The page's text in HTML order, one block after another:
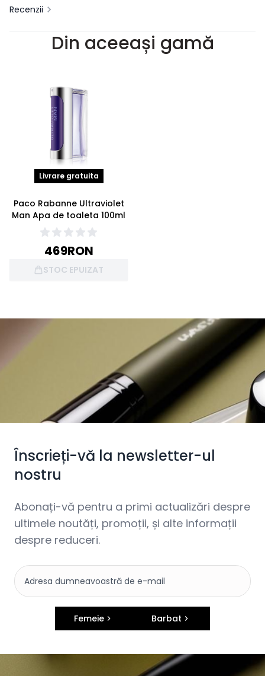
Recenzii
Din aceeași gamă
Livrare gratuita
Paco Rabanne Ultraviolet
Man Apa de toaleta 100ml
469RON
STOC EPUIZAT
Înscrieți-vă la newsletter-ul
nostru
Abonați-vă pentru a primi actualizări despre
ultimele noutăți, promoții, și alte informații
despre reduceri.
Femeie Barbat